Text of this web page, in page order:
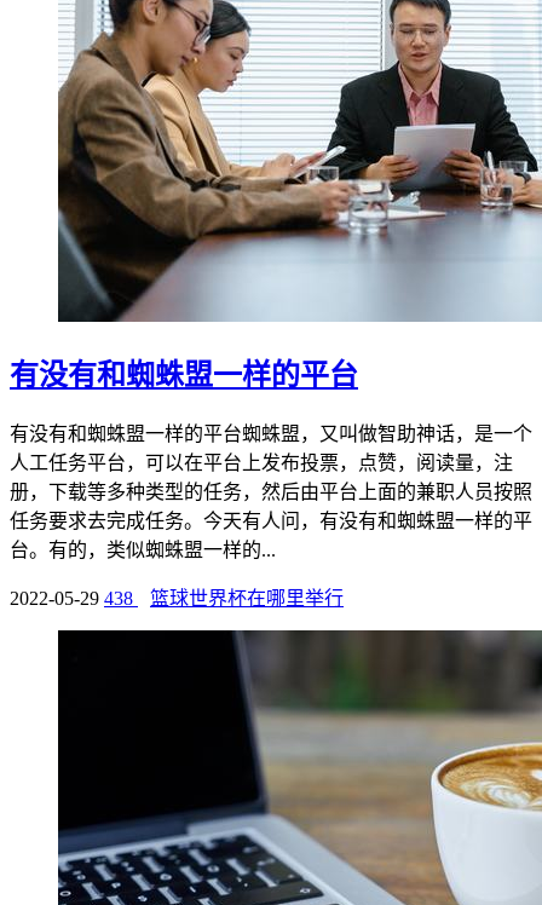
有没有和蜘蛛盟一样的平台
有没有和蜘蛛盟一样的平台蜘蛛盟，又叫做智助神话，是一个
人工任务平台，可以在平台上发布投票，点赞，阅读量，注
册，下载等多种类型的任务，然后由平台上面的兼职人员按照
任务要求去完成任务。今天有人问，有没有和蜘蛛盟一样的平
台。有的，类似蜘蛛盟一样的...
2022-05-29 438 篮球世界杯在哪里举行